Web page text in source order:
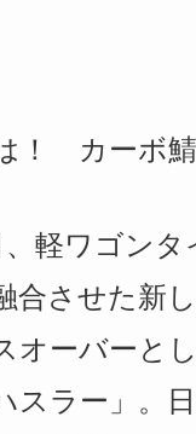
！ カーボ
、軽ワゴンタ
合させた新
オーバーと
スラー」。